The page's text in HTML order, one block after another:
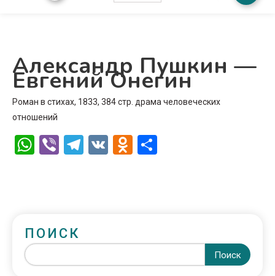
Александр Пушкин —
Евгений Онегин
Роман в стихах, 1833, 384 стр. драма человеческих
отношений
WhatsApp
ViberTelegram
VK Odnoklassniki
ПОИСК
Поиск